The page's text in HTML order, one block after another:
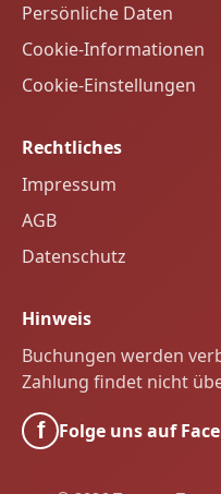
Persönliche Daten
Cookie-Informationen
Cookie-Einstellungen
Rechtliches
Impressum
AGB
Datenschutz
Hinweis
Buchungen werden
Zahlung findet nicht
f Folge uns auf